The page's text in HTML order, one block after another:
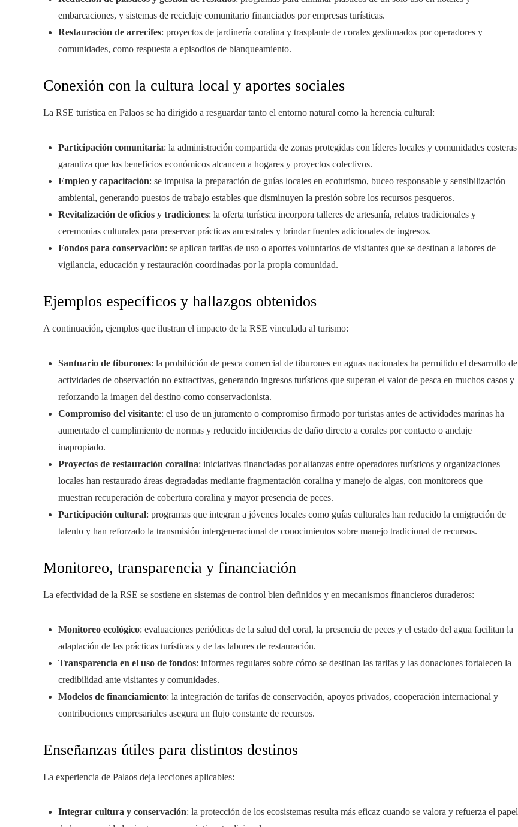
embarcaciones, y sistemas de reciclaje comunitario financiados por empresas turísticas.
Restauración de arrecifes: proyectos de jardinería coralina y trasplante de corales gestionados por operadores y
comunidades, como respuesta a episodios de blanqueamiento.
Conexión con la cultura local y aportes sociales
La RSE turística en Palaos se ha dirigido a resguardar tanto el entorno natural como la herencia cultural:
Participación comunitaria: la administración compartida de zonas protegidas con líderes locales y comunidades costeras
garantiza que los beneficios económicos alcancen a hogares y proyectos colectivos.
Empleo y capacitación: se impulsa la preparación de guías locales en ecoturismo, buceo responsable y sensibilización
ambiental, generando puestos de trabajo estables que disminuyen la presión sobre los recursos pesqueros.
Revitalización de oficios y tradiciones: la oferta turística incorpora talleres de artesanía, relatos tradicionales y
ceremonias culturales para preservar prácticas ancestrales y brindar fuentes adicionales de ingresos.
Fondos para conservación: se aplican tarifas de uso o aportes voluntarios de visitantes que se destinan a labores de
vigilancia, educación y restauración coordinadas por la propia comunidad.
Ejemplos específicos y hallazgos obtenidos
A continuación, ejemplos que ilustran el impacto de la RSE vinculada al turismo:
Santuario de tiburones: la prohibición de pesca comercial de tiburones en aguas nacionales ha permitido el desarrollo de
actividades de observación no extractivas, generando ingresos turísticos que superan el valor de pesca en muchos casos y
reforzando la imagen del destino como conservacionista.
Compromiso del visitante: el uso de un juramento o compromiso firmado por turistas antes de actividades marinas ha
aumentado el cumplimiento de normas y reducido incidencias de daño directo a corales por contacto o anclaje
inapropiado.
Proyectos de restauración coralina: iniciativas financiadas por alianzas entre operadores turísticos y organizaciones
locales han restaurado áreas degradadas mediante fragmentación coralina y manejo de algas, con monitoreos que
muestran recuperación de cobertura coralina y mayor presencia de peces.
Participación cultural: programas que integran a jóvenes locales como guías culturales han reducido la emigración de
talento y han reforzado la transmisión intergeneracional de conocimientos sobre manejo tradicional de recursos.
Monitoreo, transparencia y financiación
La efectividad de la RSE se sostiene en sistemas de control bien definidos y en mecanismos financieros duraderos:
Monitoreo ecológico: evaluaciones periódicas de la salud del coral, la presencia de peces y el estado del agua facilitan la
adaptación de las prácticas turísticas y de las labores de restauración.
Transparencia en el uso de fondos: informes regulares sobre cómo se destinan las tarifas y las donaciones fortalecen la
credibilidad ante visitantes y comunidades.
Modelos de financiamiento: la integración de tarifas de conservación, apoyos privados, cooperación internacional y
contribuciones empresariales asegura un flujo constante de recursos.
Enseñanzas útiles para distintos destinos
La experiencia de Palaos deja lecciones aplicables:
Integrar cultura y conservación: la protección de los ecosistemas resulta más eficaz cuando se valora y refuerza el papel